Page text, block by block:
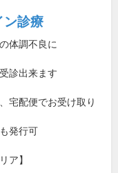
ン診療
体調不良に
診出来ます
宅配便でお受け取り
発行可
ア】